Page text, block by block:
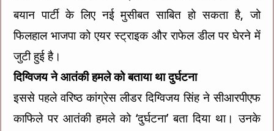
बयान पार्टी के लिए नई मुसीबत साबित हो सकता है, जो
फिलहाल भाजपा को एयर स्ट्राइक और राफेल डील पर घेरने में
जुटी हुई है।
दिग्विजय ने आतंकी हमले को बताया था दुर्घटना
इससे पहले वरिष्ठ कांग्रेस लीडर दिग्विजय सिंह ने सीआरपीएफ
काफिले पर आतंकी हमले को ‘दुर्घटना’ बता दिया था। उनके